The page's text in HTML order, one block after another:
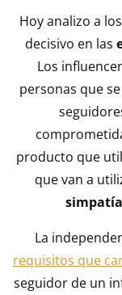
Hoy analizo a
decisivo en las
Los
personas que
producto que
que van a
La
requisitos que
seguidor de un